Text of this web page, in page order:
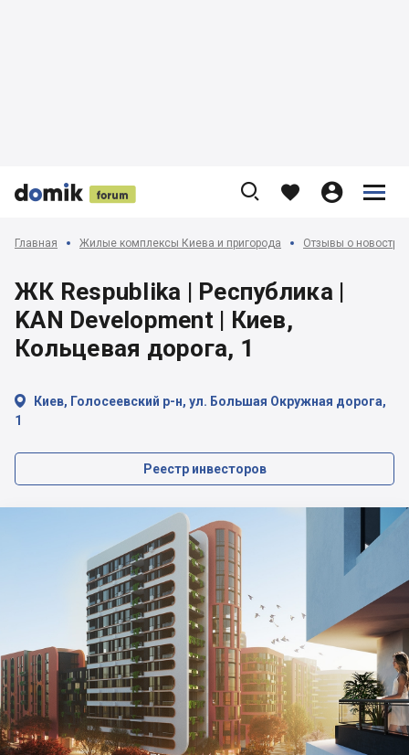


 
    


Главная Жилые комплексы Киева и пригорода Отзывы о
ЖК Respublika | Республика |
KAN Development | Киев,
Кольцевая дорога, 1

Киев, Голосеевский р-н, ул. Большая Окружная дорога,
1
Реестр инвесторов